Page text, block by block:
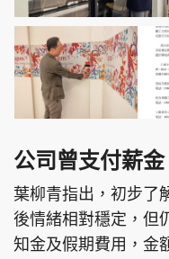
聯絡我們
隱私政策聲明
Copyright © 東周網
公司曾支付薪
葉柳青指出，初步了
後情緒相對穩定，但
知金及假期費用，金